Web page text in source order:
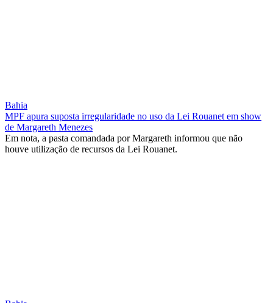
Bahia
MPF apura suposta irregularidade no uso da Lei Rouanet em show
de Margareth Menezes
Em nota, a pasta comandada por Margareth informou que não
houve utilização de recursos da Lei Rouanet.